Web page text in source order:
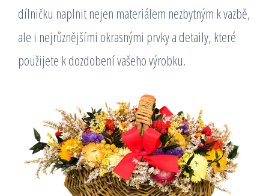
dílničku naplnit nejen materiálem nezbytným k vazbě,
ale i nejrůznějšími okrasnými prvky a detaily, které
použijete k dozdobení vašeho výrobku.